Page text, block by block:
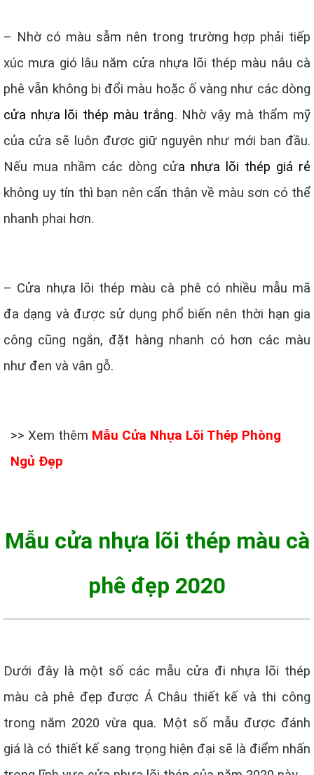
– Nhờ có màu sẫm nên trong trường hợp phải tiếp
xúc mưa gió lâu năm cửa nhựa lõi thép màu nâu cà
phê vẫn không bị đổi màu hoặc ố vàng như các dòng
cửa nhựa lõi thép màu trắng. Nhờ vậy mà thẩm mỹ
của cửa sẽ luôn được giữ nguyên như mới ban đầu.
Nếu mua nhầm các dòng cửa nhựa lõi thép giá rẻ
không uy tín thì bạn nên cẩn thận về màu sơn có thể
nhanh phai hơn.
– Cửa nhựa lõi thép màu cà phê có nhiều mẫu mã
đa dạng và được sử dụng phổ biến nên thời hạn gia
công cũng ngắn, đặt hàng nhanh có hơn các màu
như đen và vân gỗ.
>> Xem thêm Mẫu Cửa Nhựa Lõi Thép Phòng
Ngủ Đẹp
Mẫu cửa nhựa lõi thép màu cà
phê đẹp 2020
Dưới đây là một số các mẫu cửa đi nhựa lõi thép
màu cà phê đẹp được Á Châu thiết kế và thi công
trong năm 2020 vừa qua. Một số mẫu được đánh
giá là có thiết kế sang trọng hiện đại sẽ là điểm nhấn